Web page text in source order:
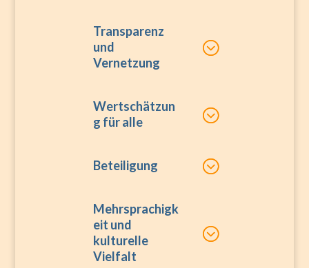
Transparenz
und
Vernetzung
Wertschätzun
g für alle
Beteiligung
Mehrsprachigk
eit und
kulturelle
Vielfalt